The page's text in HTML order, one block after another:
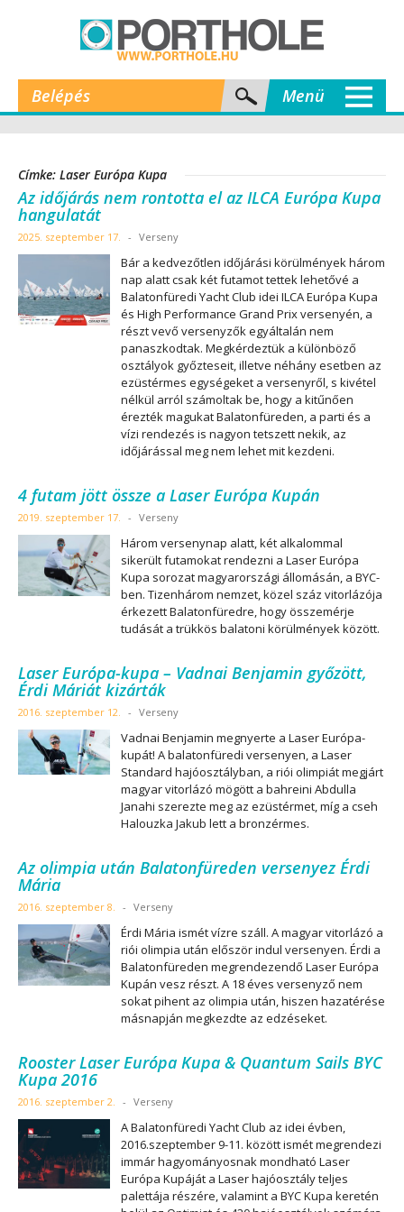
Belépés Menü
Címke: Laser Európa Kupa
Az időjárás nem rontotta el az ILCA Európa Kupa
hangulatát
2025. szeptember 17. - Verseny
Bár a kedvezőtlen időjárási körülmények három
nap alatt csak két futamot tettek lehetővé a
Balatonfüredi Yacht Club idei ILCA Európa Kupa
és High Performance Grand Prix versenyén, a
részt vevő versenyzők egyáltalán nem
panaszkodtak. Megkérdeztük a különböző
osztályok győzteseit, illetve néhány esetben az
ezüstérmes egységeket a versenyről, s kivétel
nélkül arról számoltak be, hogy a kitűnően
érezték magukat Balatonfüreden, a parti és a
vízi rendezés is nagyon tetszett nekik, az
időjárással meg nem lehet mit kezdeni.
4 futam jött össze a Laser Európa Kupán
2019. szeptember 17. - Verseny
Három versenynap alatt, két alkalommal
sikerült futamokat rendezni a Laser Európa
Kupa sorozat magyarországi állomásán, a BYC-
ben. Tizenhárom nemzet, közel száz vitorlázója
érkezett Balatonfüredre, hogy összemérje
tudását a trükkös balatoni körülmények között.
Laser Európa-kupa – Vadnai Benjamin győzött,
Érdi Máriát kizárták
2016. szeptember 12. - Verseny
Vadnai Benjamin megnyerte a Laser Európa-
kupát! A balatonfüredi versenyen, a Laser
Standard hajóosztályban, a riói olimpiát megjárt
magyar vitorlázó mögött a bahreini Abdulla
Janahi szerezte meg az ezüstérmet, míg a cseh
Halouzka Jakub lett a bronzérmes.
Az olimpia után Balatonfüreden versenyez Érdi
Mária
2016. szeptember 8. - Verseny
Érdi Mária ismét vízre száll. A magyar vitorlázó a
riói olimpia után először indul versenyen. Érdi a
Balatonfüreden megrendezendő Laser Európa
Kupán vesz részt. A 18 éves versenyző nem
sokat pihent az olimpia után, hiszen hazatérése
másnapján megkezdte az edzéseket.
Rooster Laser Európa Kupa & Quantum Sails BYC
Kupa 2016
2016. szeptember 2. - Verseny
A Balatonfüredi Yacht Club az idei évben,
2016.szeptember 9-11. között ismét megrendezi
immár hagyományosnak mondható Laser
Európa Kupáját a Laser hajóosztály teljes
palettája részére, valamint a BYC Kupa keretén